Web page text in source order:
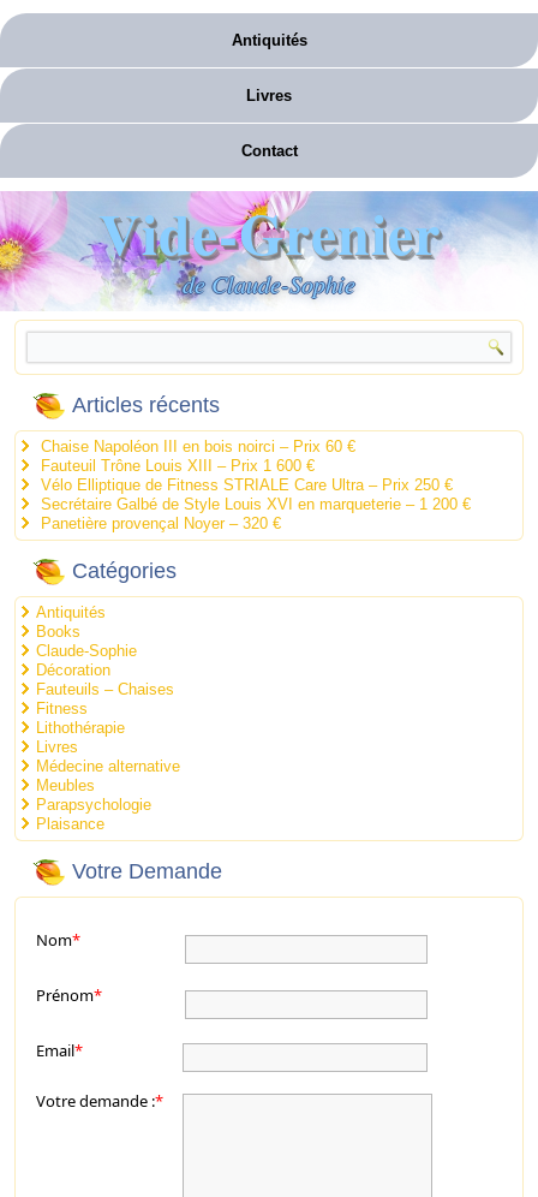
Antiquités
Livres
Contact
Vide-Grenier
de Claude-Sophie
Articles récents
Chaise Napoléon III en bois noirci – Prix 60 €
Fauteuil Trône Louis XIII – Prix 1 600 €
Vélo Elliptique de Fitness STRIALE Care Ultra – Prix 250 €
Secrétaire Galbé de Style Louis XVI en marqueterie – 1 200 €
Panetière provençal Noyer – 320 €
Catégories
Antiquités
Books
Claude-Sophie
Décoration
Fauteuils – Chaises
Fitness
Lithothérapie
Livres
Médecine alternative
Meubles
Parapsychologie
Plaisance
Votre Demande
Nom*
Prénom*
Email*
Votre demande :*